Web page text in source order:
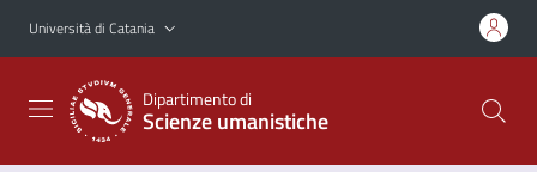
Vai al contenuto principale
Vai al menu di navigazione
Università di Catania
Dipartimento di
Scienze umanistiche